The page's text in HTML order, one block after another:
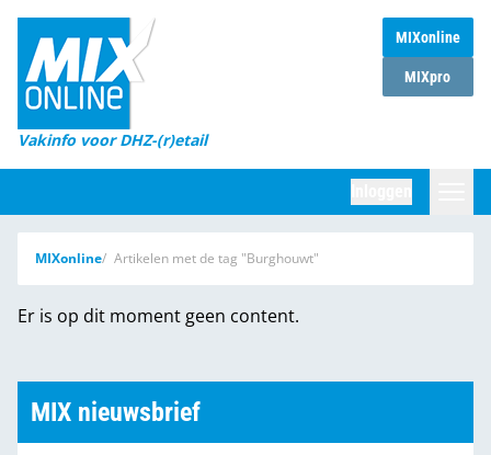
MIXonline
MIXpro
Vakinfo voor DHZ-(r)etail
Home
Magazines
DHZ Sessie
Marktcijfers
Word abonnee
MIXonline Artikelen met de tag "Burghouwt"
Er is op dit moment geen content.
MIX nieuwsbrief